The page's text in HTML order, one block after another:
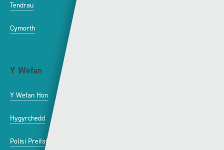
Tendrau
Cymorth
Y Wefan
Y Wefan Hon
Hygyrchedd
Polisi Preifatrwydd